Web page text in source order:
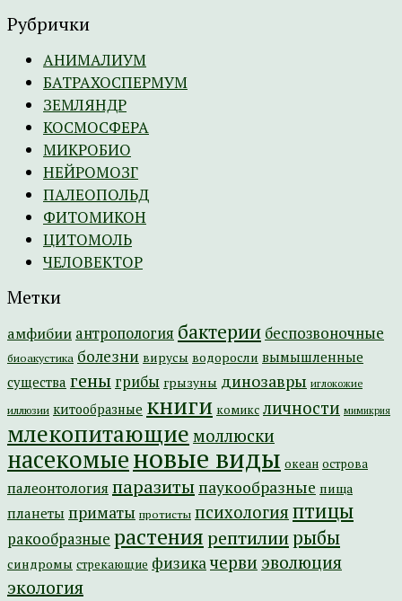
Рубрички
АНИМАЛИУМ
БАТРАХОСПЕРМУМ
ЗЕМЛЯНДР
КОСМОСФЕРА
МИКРОБИО
НЕЙРОМОЗГ
ПАЛЕОПОЛЬД
ФИТОМИКОН
ЦИТОМОЛЬ
ЧЕЛОВЕКТОР
Метки
амфибии антропология бактерии беспозвоночные
биоакустика болезни вирусы водоросли вымышленные
существа гены грибы грызуны динозавры иглокожие
иллюзии китообразные книги комикс личности мимикрия
млекопитающие моллюски
насекомыеновые виды океан острова
палеонтология паразиты паукообразные пища
планеты приматы протисты психология птицы
ракообразные растениярептилиирыбы
синдромы стрекающие физикачерви эволюция
экология